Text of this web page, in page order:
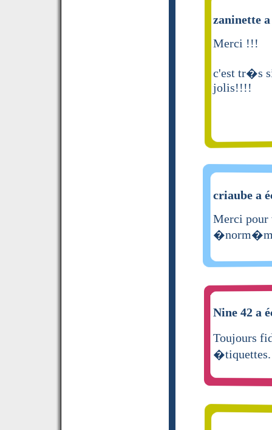
zaninette
Merci !!!
c'est tr�s
jolis!!!!
criaube a
Merci pour
Nine 42 a
Toujours
�tiquettes.